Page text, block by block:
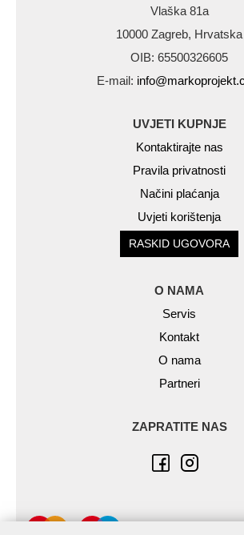
Vlaška 81a
10000 Zagreb, Hrvatska
OIB: 65500326605
E-mail:
UVJETI KUPNJE
Kontaktirajte nas
Pravila privatnosti
Načini plaćanja
Uvjeti korištenja
RASKID UGOVORA
O NAMA
Servis
Kontakt
O nama
Partneri
ZAPRATITE NAS